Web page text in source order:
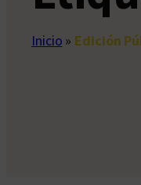
Inicio » Edición